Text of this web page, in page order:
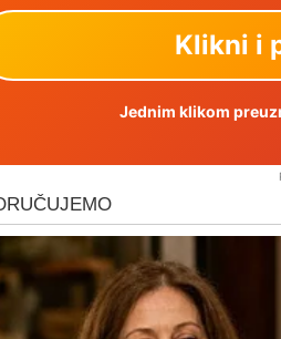
Jednim klikom